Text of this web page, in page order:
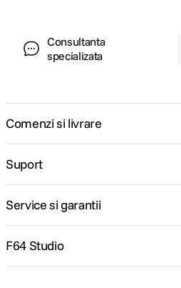
Consultanta
specializata
Comenzi si livrare
Suport
Service si garantii
F64 Studio